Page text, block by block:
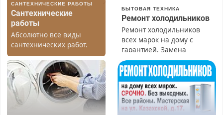
САНТЕХНИЧЕСКИЕ РАБОТЫ
Сантехнические
работы
Абсолютно все виды
сантехнических работ.
Быстро. Качественно.
Недорого.
БЫТОВАЯ ТЕХНИКА
Ремонт холодильников
Ремонт холодильников
всех марок на дому с
гарантией. Замена
резины. Качественно.
Недорого. Без выходных.
Все районы. Скидка.
Вызов бесплатный.